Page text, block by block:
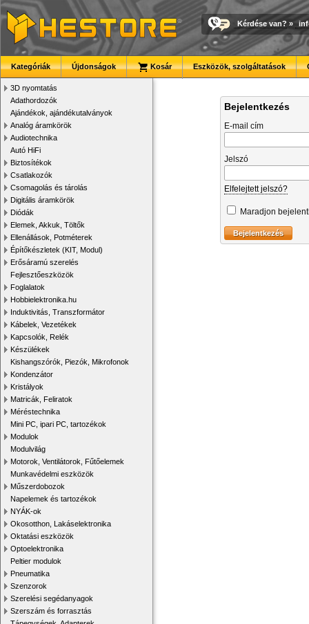
Kérdése van? »
Kategóriák Újdonságok Kosár Eszközök, szolgáltatások
3D nyomtatás
Adathordozók
Ajándékok, ajándékutalványok
Analóg áramkörök
Audiotechnika
Autó HiFi
Biztosítékok
Csatlakozók
Csomagolás és tárolás
Digitális áramkörök
Diódák
Elemek, Akkuk, Töltők
Ellenállások, Potméterek
Építőkészletek (KIT, Modul)
Erősáramú szerelés
Fejlesztőeszközök
Foglalatok
Hobbielektronika.hu
Induktivitás, Transzformátor
Kábelek, Vezetékek
Kapcsolók, Relék
Készülékek
Kishangszórók, Piezók, Mikrofonok
Kondenzátor
Kristályok
Matricák, Feliratok
Méréstechnika
Mini PC, ipari PC, tartozékok
Modulok
Modulvilág
Motorok, Ventilátorok, Fűtőelemek
Munkavédelmi eszközök
Műszerdobozok
Napelemek és tartozékok
NYÁK-ok
Okosotthon, Lakáselektronika
Oktatási eszközök
Optoelektronika
Peltier modulok
Pneumatika
Szenzorok
Szerelési segédanyagok
Szerszám és forrasztás
Bejelentkezés
E-mail cím
Jelszó
Elfelejtett jelszó?
Maradjon